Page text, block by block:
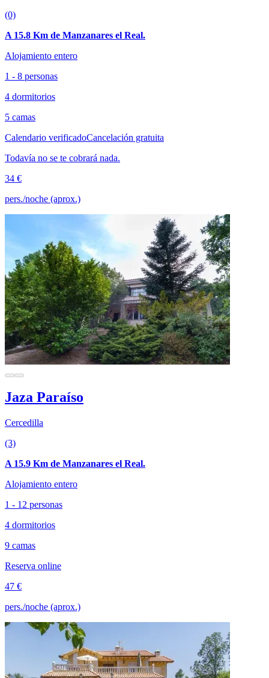
(0)
A 15.8 Km de Manzanares el Real.
Alojamiento entero
1 - 8 personas
4 dormitorios
5 camas
Calendario verificadoCancelación gratuita
Todavía no se te cobrará nada.
34 €
pers./noche (aprox.)
Jaza Paraíso
Cercedilla
(3)
A 15.9 Km de Manzanares el Real.
Alojamiento entero
1 - 12 personas
4 dormitorios
9 camas
Reserva online
47 €
pers./noche (aprox.)